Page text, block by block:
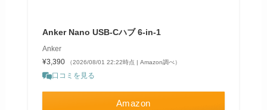
Anker Nano USB-Cハブ 6-in-1
Anker
¥3,390
（2026/08/01 22:22時点 | Amazon調べ）
口コミを見る
Amazon